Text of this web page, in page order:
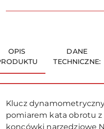
OPIS
DANE
TECHNICZNE:
Klucz
pomiarem kata obrotu
koncówki narzedziowe